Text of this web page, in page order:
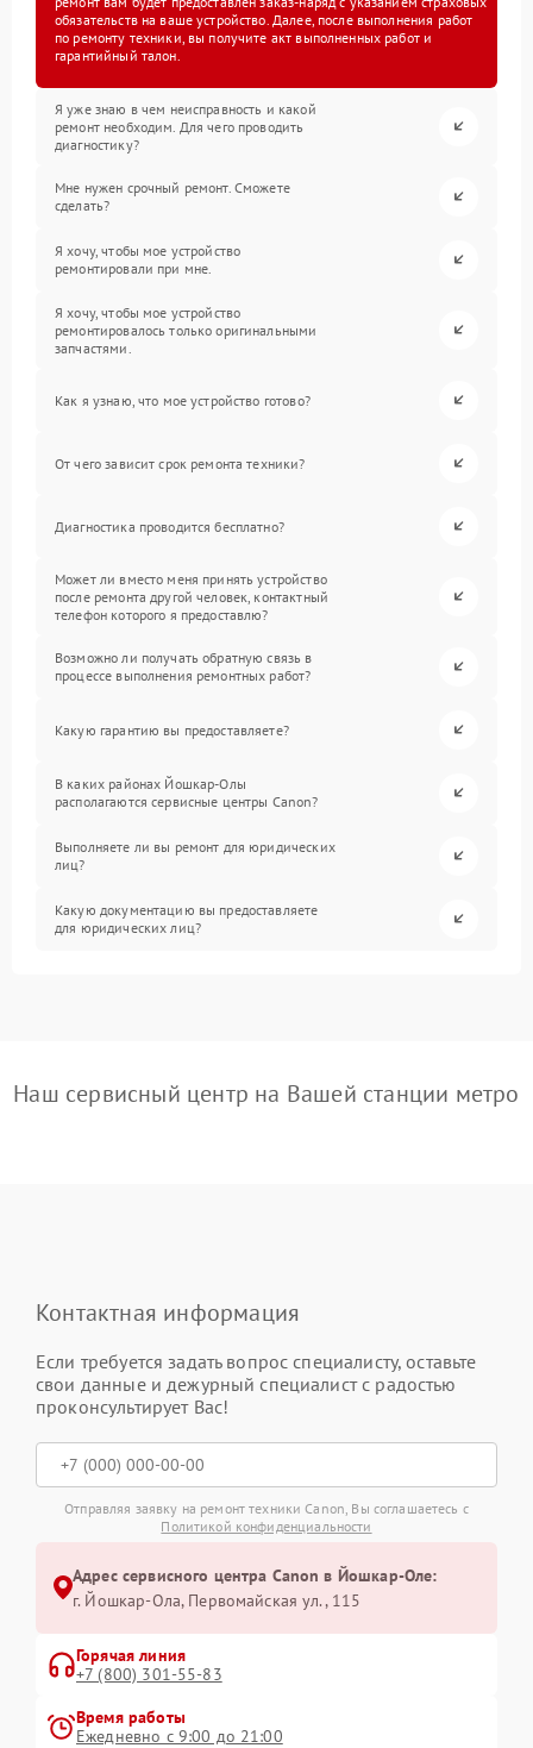
обязательств на ваше устройство. Далее, после выполнения работ
по ремонту техники, вы получите акт выполненных работ и
гарантийный талон.
Я уже знаю в чем неисправность и какой
ремонт необходим. Для чего проводить
диагностику?
Мне нужен срочный ремонт. Сможете
сделать?
Я хочу, чтобы мое устройство
ремонтировали при мне.
Я хочу, чтобы мое устройство
ремонтировалось только оригинальными
запчастями.
Как я узнаю, что мое устройство готово?
От чего зависит срок ремонта техники?
Диагностика проводится бесплатно?
Может ли вместо меня принять устройство
после ремонта другой человек, контактный
телефон которого я предоставлю?
Возможно ли получать обратную связь в
процессе выполнения ремонтных работ?
Какую гарантию вы предоставляете?
В каких районах Йошкар-Олы
располагаются сервисные центры Canon?
Выполняете ли вы ремонт для юридических
лиц?
Какую документацию вы предоставляете
для юридических лиц?
Наш сервисный центр на Вашей станции метро
Контактная информация
Если требуется задать вопрос специалисту, оставьте
свои данные и дежурный специалист с радостью
проконсультирует Вас!
Отправляя заявку на ремонт техники Canon, Вы соглашаетесь с
Политикой конфиденциальности
Адрес сервисного центра Canon в Йошкар-Оле:
г. Йошкар-Ола, Первомайская ул., 115
Горячая линия
+7 (800) 301-55-83
Время работы
Ежедневно с 9:00 до 21:00